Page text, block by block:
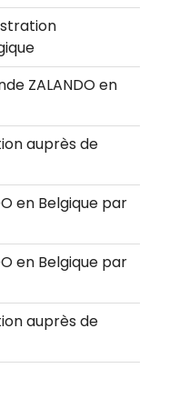
ZALANDO en
auprès de
en Belgique par
en Belgique par
auprès de